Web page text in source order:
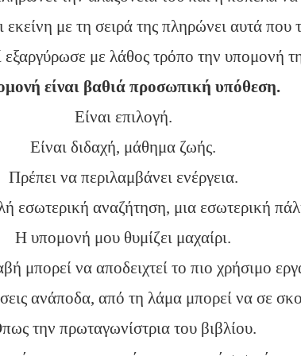
εκείνη με τη σειρά της πληρώνει αυτά που
εξαργύρωσε με λάθος τρόπο την υπομονή
είναι βαθιά προσωπική υπόθεση.
Είναι επιλογή.
Είναι διδαχή, μάθημα ζωής.
Πρέπει να περιλαμβάνει ενέργεια.
εσωτερική αναζήτηση, μια εσωτερική
Η υπομονή μου θυμίζει μαχαίρι.
μπορεί να αποδειχτεί το πιο χρήσιμο
ανάποδα, από τη λάμα μπορεί να σε
την πρωταγωνίστρια του βιβλίου.